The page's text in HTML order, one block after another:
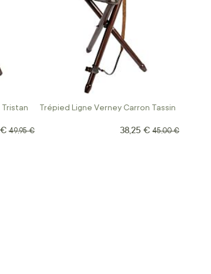
Prix normal
49,95 €
Trépied Ligne Verney Carron Tassin
Prix Spécial
38,25 € Prix normal
45,00 €